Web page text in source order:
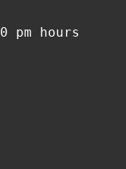
pm hours